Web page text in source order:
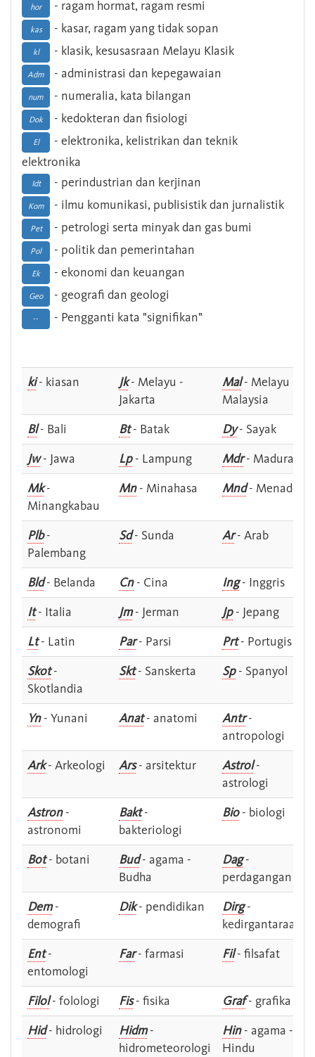
hor - ragam hormat, ragam resmi
kas - kasar, ragam yang tidak sopan
kl - klasik, kesusasraan Melayu Klasik
Adm - administrasi dan kepegawaian
num - numeralia, kata bilangan
Dok - kedokteran dan fisiologi
El
- elektronika, kelistrikan dan teknik
elektronika
Idt - perindustrian dan kerjinan
Kom - ilmu komunikasi, publisistik dan jurnalistik
Pet - petrologi serta minyak dan gas bumi
Pol - politik dan pemerintahan
Ek - ekonomi dan keuangan
Geo - geografi dan geologi
-- - Pengganti kata "signifikan"
ki- kiasan Jk- Melayu -
Jakarta
Mal- Melayu -
Malaysia
Bl- Bali Bt- Batak Dy- Sayak
Jw- Jawa Lp- Lampung Mdr- Madura
Mk-
Minangkabau
Mn- Minahasa Mnd- Menado
Plb-
Palembang
Sd- Sunda Ar- Arab
Bld- Belanda Cn- Cina Ing- Inggris
It- Italia Jm- Jerman Jp- Jepang
Lt- Latin Par- Parsi Prt- Portugis
Skot-
Skotlandia
Skt- Sanskerta Sp- Spanyol
Yn- Yunani Anat- anatomi Antr-
antropologi
Ark- Arkeologi Ars- arsitektur Astrol-
astrologi
Astron-
astronomi
Bakt-
bakteriologi
Bio- biologi
Bot- botani Bud- agama -
Budha
Dag-
perdagangan
Dem-
demografi
Dik- pendidikan Dirg-
kedirgantaraan
Ent-
entomologi
Far- farmasi Fil- filsafat
Filol- folologi Fis- fisika Graf- grafika
Hid- hidrologi Hidm-
hidrometeorologi
Hin- agama -
Hindu